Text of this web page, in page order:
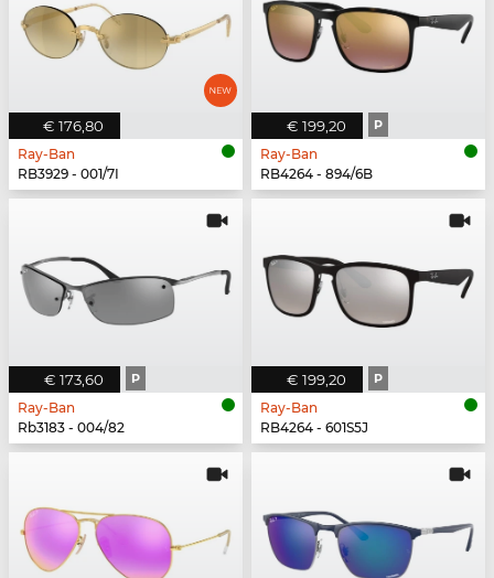
€ 176,80
Ray-Ban
RB3929 - 001/7I
€ 199,20 P
Ray-Ban
RB4264 - 894/6B
€ 173,60 P
Ray-Ban
Rb3183 - 004/82
€ 199,20 P
Ray-Ban
RB4264 - 601S5J